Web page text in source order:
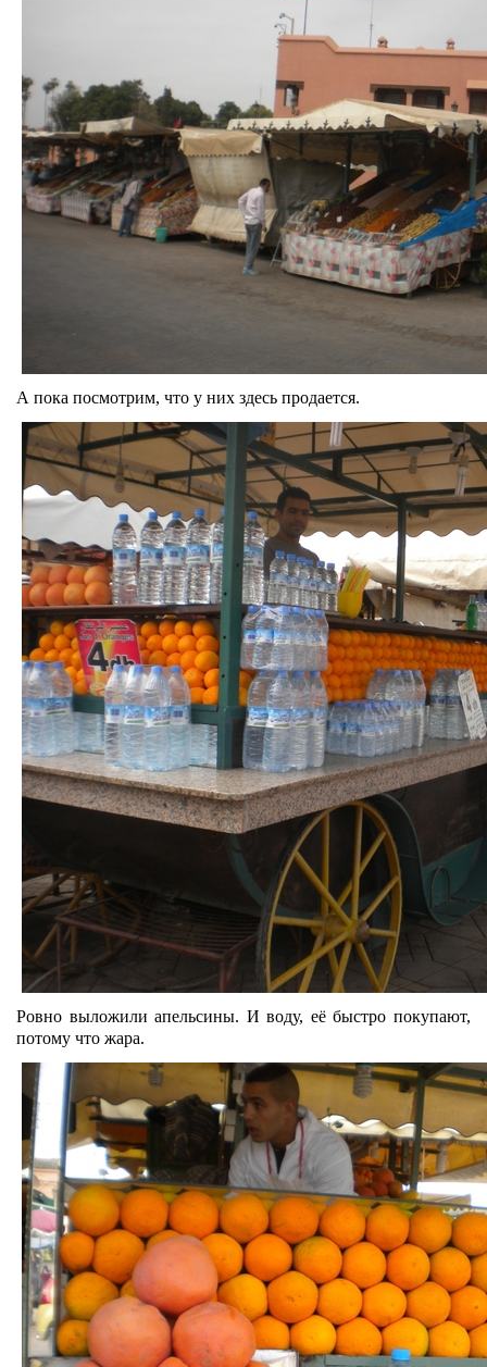
А пока посмотрим, что у них здесь продается.
Ровно выложили апельсины. И воду, её быстро покупают,
потому что жара.